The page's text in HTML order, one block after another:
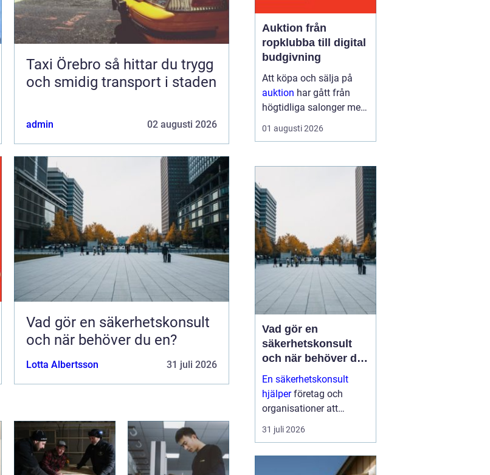
Taxi Örebro så hittar du trygg
och smidig transport i staden
admin 02 augusti 2026
Vad gör en säkerhetskonsult
och när behöver du en?
Lotta Albertsson 31 juli 2026
Auktion från
ropklubba till digital
budgivning
Att köpa och sälja på
auktion har gått från
högtidliga salonger med
ropande utropare till
snabba klick på mobilen
har förändrats, men
kärnan är densamma:
mötet mellan säljare
som vill få u...
01 augusti 2026
Vad gör en
säkerhetskonsult
och när behöver du
en?
En säkerhetskonsult
hjälperföretag och
organisationer att
förebygga inbrott,
sabotage och andra
och verksamheter. Fokus
31 juli 2026